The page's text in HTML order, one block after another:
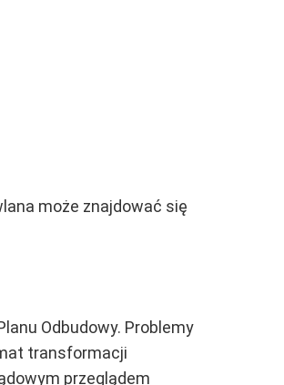
może znajdować się
Odbudowy. Problemy
transformacji
przeglądem